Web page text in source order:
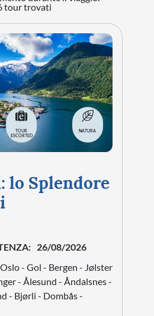
tour trovati
TOUR
ESCORTED
NATURA
lo Splendore
26/08/2026
Oslo - Gol - Bergen - Jølster
- Ålesund - Åndalsnes -
- Bjørli - Dombås -
CITTÀ
SPECIALI
E CULTURA